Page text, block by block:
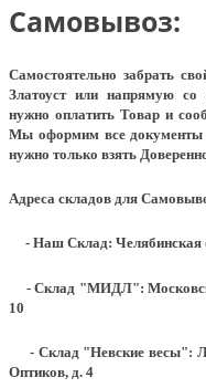
Самовывоз:
Самостоятельно забрать
Златоуст или напрямую со
нужно оплатить Товар и
Мы оформим все документы
нужно только взять
Адреса складов для
- Наш Склад: Челябинская
- Склад "МИДЛ":
10
- Склад "Невские весы":
Оптиков, д. 4